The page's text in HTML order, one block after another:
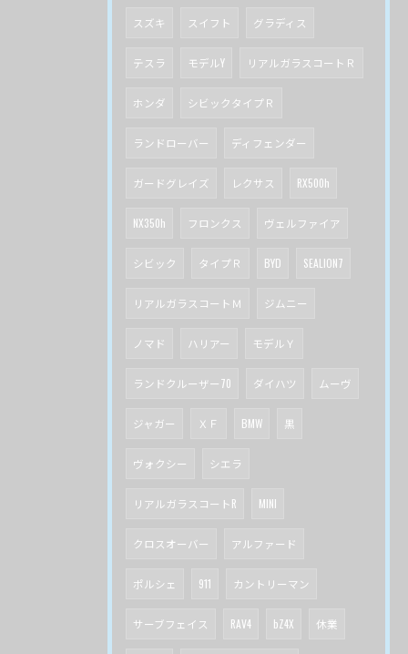
スズキ スイフト グラディス
テスラ モデルY リアルガラスコートＲ
ホンダ シビックタイプＲ
ランドローバー ディフェンダー
ガードグレイズ レクサス RX500h
NX350h フロンクス ヴェルファイア
シビック タイプＲ BYD SEALION7
リアルガラスコートＭ ジムニー
ノマド ハリアー モデルＹ
ランドクルーザー70 ダイハツ ムーヴ
ジャガー ＸＦ BMW 黒
ヴォクシー シエラ
リアルガラスコートR MINI
クロスオーバー アルファード
ポルシェ 911 カントリーマン
サーブフェイス RAV4 bZ4X 休業